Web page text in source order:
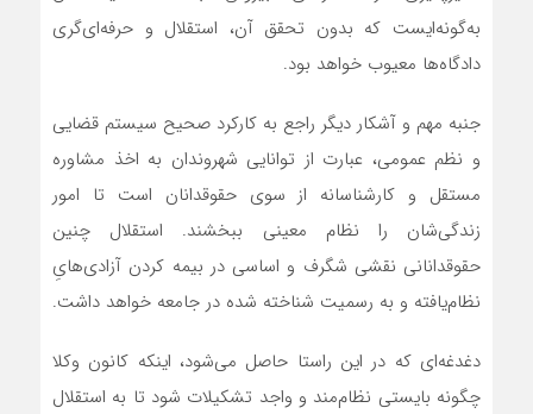
به‌گونه‌ایست که بدون تحقق آن، استقلال و حرفه‌ای‌گری
دادگاه‌ها معیوب خواهد بود.
جنبه مهم و آشکار دیگر راجع به کارکرد صحیح سیستم قضایی
و نظم عمومی، عبارت از توانایی شهروندان به ‌اخذ مشاوره
مستقل و کارشناسانه‌ از سوی حقوقدانان است تا امور
زندگی‌‌شان را نظام معینی ببخشند. استقلال چنین
حقوقدانانی نقشی شگرف و اساسی در بیمه کردن آزادی‌هایِ
نظام‌یافته و به رسمیت شناخته شده در جامعه خواهد داشت.
دغدغه‌ای که در این راستا حاصل می‌شود، اینکه کانون وکلا
چگونه بایستی نظام‌مند و واجد تشکیلات شود تا به ‌استقلال